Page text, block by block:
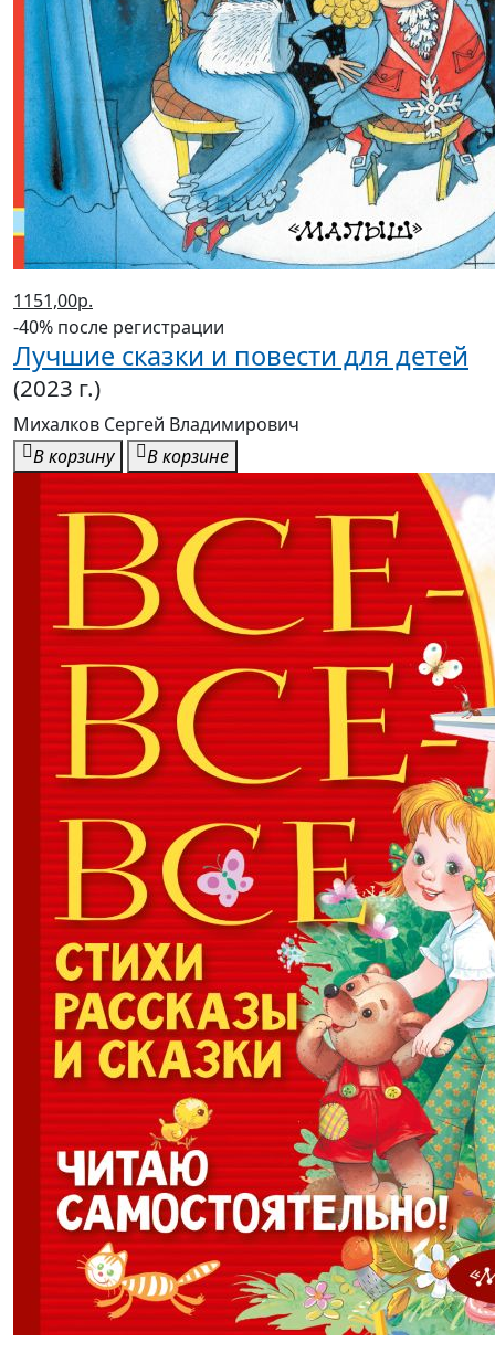
1151,00р.
-40% после регистрации
Лучшие сказки и повести для детей
(2023 г.)
Михалков Сергей Владимирович
В корзину
В корзине